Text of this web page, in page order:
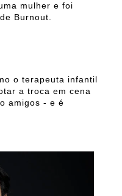
mulher e foi
Burnout.
o terapeuta infantil
a troca em cena
amigos - e é